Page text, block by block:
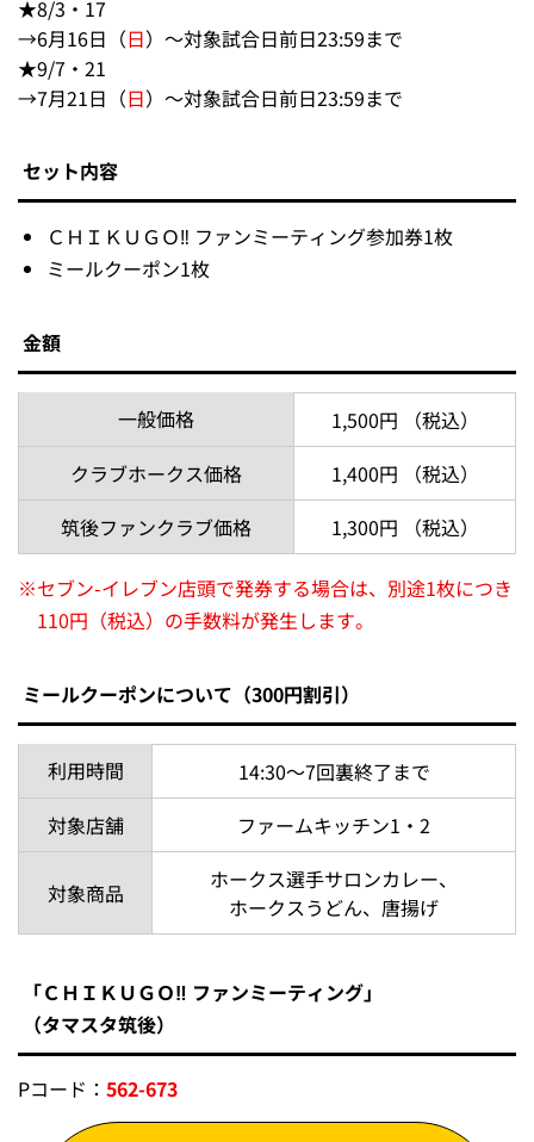
★8/3・17
→6月16日（日）～対象試合日前日23:59まで
★9/7・21
→7月21日（日）～対象試合日前日23:59まで
セット内容
ＣＨＩＫＵＧＯ‼ ファンミーティング参加券1枚
ミールクーポン1枚
金額
一般価格
1,500円 （税込）
クラブホークス価格
1,400円 （税込）
筑後ファンクラブ価格
1,300円 （税込）
※セブン-イレブン店頭で発券する場合は、別途1枚につき
110円（税込）の手数料が発生します。
ミールクーポンについて（300円割引）
利用時間
14:30～7回裏終了まで
対象店舗
ファームキッチン1・2
対象商品
ホークス選手サロンカレー、
ホークスうどん、唐揚げ
「ＣＨＩＫＵＧＯ‼ ファンミーティング」
（タマスタ筑後）
Pコード： 562-673